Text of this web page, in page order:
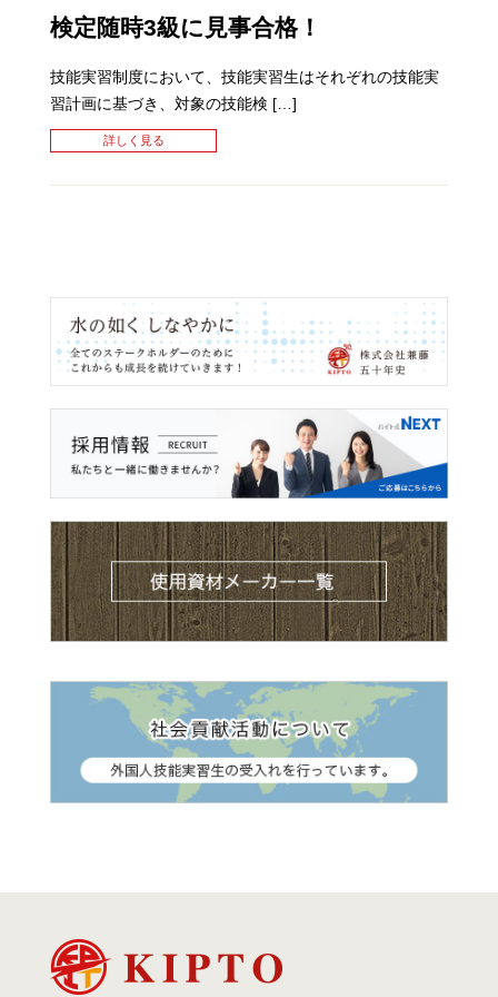
検定随時3級に見事合格！
技能実習制度において、技能実習生はそれぞれの技能実
習計画に基づき、対象の技能検 […]
詳しく見る